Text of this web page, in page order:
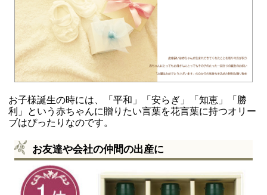
お子様誕生の時には、「平和」「安らぎ」「知恵」「勝
利」という赤ちゃんに贈りたい言葉を花言葉に持つオリー
ブはぴったりなのです。
お友達や会社の仲間の出産に